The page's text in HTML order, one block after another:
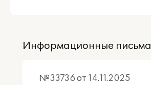
Информационные письма
№33736 от 14.11.2025